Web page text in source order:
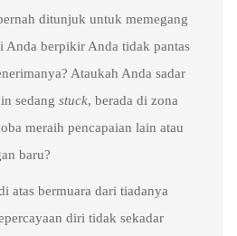
ditunjuk untuk memegang
Anda berpikir Anda tidak pantas
Ataukah Anda sadar
sedang stuck, berada di zona
meraih pencapaian lain atau
baru?
atas bermuara dari tiadanya
diri tidak sekadar